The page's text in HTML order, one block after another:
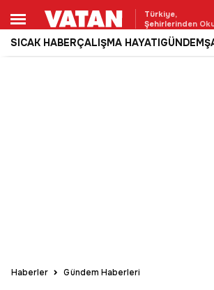
Türkiye,
Şehirlerinden
SICAK HABERÇALIŞMA HAYATIGÜNDEM
Haberler Gündem Haberleri